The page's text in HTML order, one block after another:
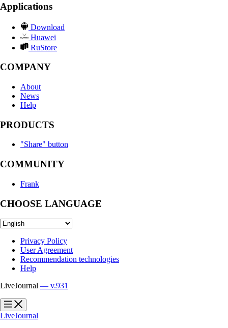
Applications
Download
Huawei
RuStore
COMPANY
About
News
Help
PRODUCTS
"Share" button
COMMUNITY
Frank
CHOOSE LANGUAGE
Privacy Policy
User Agreement
Recommendation technologies
Help
LiveJournal — v.931
?
?
LiveJournal